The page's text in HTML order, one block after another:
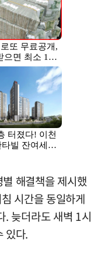
해결책을 제시했
시간을 동일하게
. 늦더라도 새벽 1시
있다.